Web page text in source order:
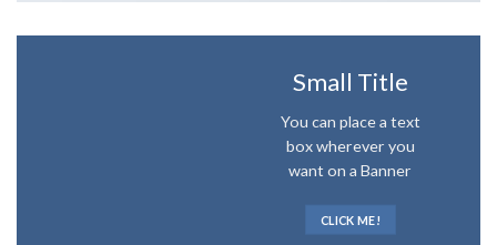
Small Title
You can place a text
box wherever you
want on a Banner
CLICK ME!